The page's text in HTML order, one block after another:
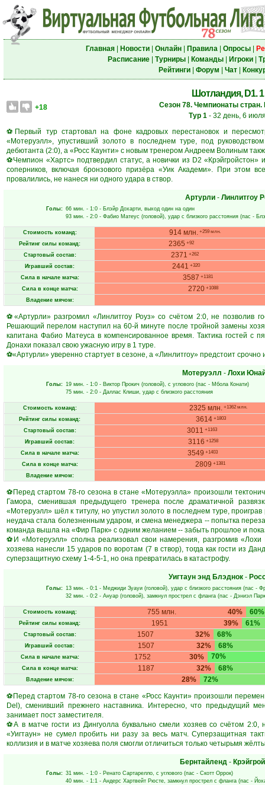
Главная| Новости| Онлайн| Правила| Опросы|
Расписание| Турниры| Команды| Игроки|
Рейтинги| Форум Чат|
Шотландия, D1. 1
+18
Сезон 78. Чемпионаты
Тур 1 - 32 день, 6
⚽Первый тур стартовал на фоне кадровых перестановок и
«Мотеруэлл», упустивший золото в последнем туре, под
дебютанта (2:0), а «Росс Каунти» с новым тренером Андреем Волиным
⚽Чемпион «Хартс» подтвердил статус, а новички из D2
соперников, включая бронзового призёра «Уик Академи». При этом
провалились, не нанеся ни одного удара в створ.
Артурли- Линлитгоу
Голы: 66 мин. - 1:0 - Блэйр Дохарти, выход один на один
93 мин. - 2:0 - Фабио Матеус (головой), удар с близкого расстояния (пас -
Стоимость команд: 914 млн. +259 млн.
Рейтинг силы команд: 2365 +92
Стартовый состав: 2371 +262
Игравший состав: 2441 +320
Сила в начале матча: 3587 +1181
Сила в конце матча: 2720+1088
Владение мячом:
⚽«Артурли» разгромил «Линлитгоу Роуз» со счётом 2:0, не позволив
Решающий перелом наступил на 60-й минуте после тройной замены
капитана Фабио Матеуса в компенсированное время. Тактика гостей с
Донахи показал свою ужасную игру в 1 туре.
⚽«Артурли» уверенно стартует в сезоне, а «Линлитгоу» предстоит срочно
Мотеруэлл - Лохи
Голы: 19 мин. - 1:0 - Виктор Прокич (головой), с углового (пас - Мбола Конати)
75 мин. - 2:0 - Даллас Клиши, удар с близкого расстояния
Стоимость команд: 2325 млн. +1362 млн.
Рейтинг силы команд: 3614 +1803
Стартовый состав: 3011 +1163
Игравший состав: 3116 +1258
Сила в начале матча: 3549 +1403
Сила в конце матча: 2809 +1381
Владение мячом:
⚽Перед стартом 78-го сезона в стане «Мотеруэлла» произошли
Гамора, сменившая предыдущего тренера после драматичной
«Мотеруэлл» шёл к титулу, но упустил золото в последнем туре,
неудача стала болезненным ударом, и смена менеджера -- попытка
команда вышла на «Фир Парк» с одним желанием -- забыть прошлое и
⚽И «Мотеруэлл» сполна реализовал свои намерения, разгромив
хозяева нанесли 15 ударов по воротам (7 в створ), тогда как гости из
суперзащитную схему 1-4-5-1, но она превратилась в катастрофу.
Уигтаун энд Блэднок -
Голы: 13 мин. - 0:1 - Меджиди Зуауи (головой), удар с близкого расстояния (пас -
32 мин. - 0:2 - Ануар (головой), замкнул прострел с фланга (пас - Дэниэл Парк
Стоимость команд: 40%
755 млн. 60%
Рейтинг силы команд: 39%
1951 61%
Стартовый состав: 32%
1507 68%
Игравший состав: 32%
1507 68%
Сила в начале матча: 30%
1752 70%
Сила в конце матча: 32%
1187 68%
Владение мячом: 28%
72%
⚽Перед стартом 78-го сезона в стане «Росс Каунти» произошли
Del), сменивший прежнего наставника. Интересно, что предыдущий
занимает пост заместителя.
⚽А в матче гости из Дингуолла буквально смели хозяев со счётом
«Уигтаун» не сумел пробить ни разу за весь матч. Суперзащитная
коллизия и в матче хозяева поля смогли отличиться только четырьмя
Бернтайленд -
Голы: 31 мин. - 1:0 - Ренато Сартарелло, с углового (пас - Скотт Оррок)
40 мин. - 1:1 - Андерс Хартвейт Рюсте, замкнул прострел с фланга (пас -